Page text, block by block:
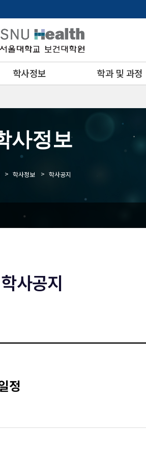
학사정보
학과 및 과정
사정보
> 학사정보 > 학사공지
학사공지
정